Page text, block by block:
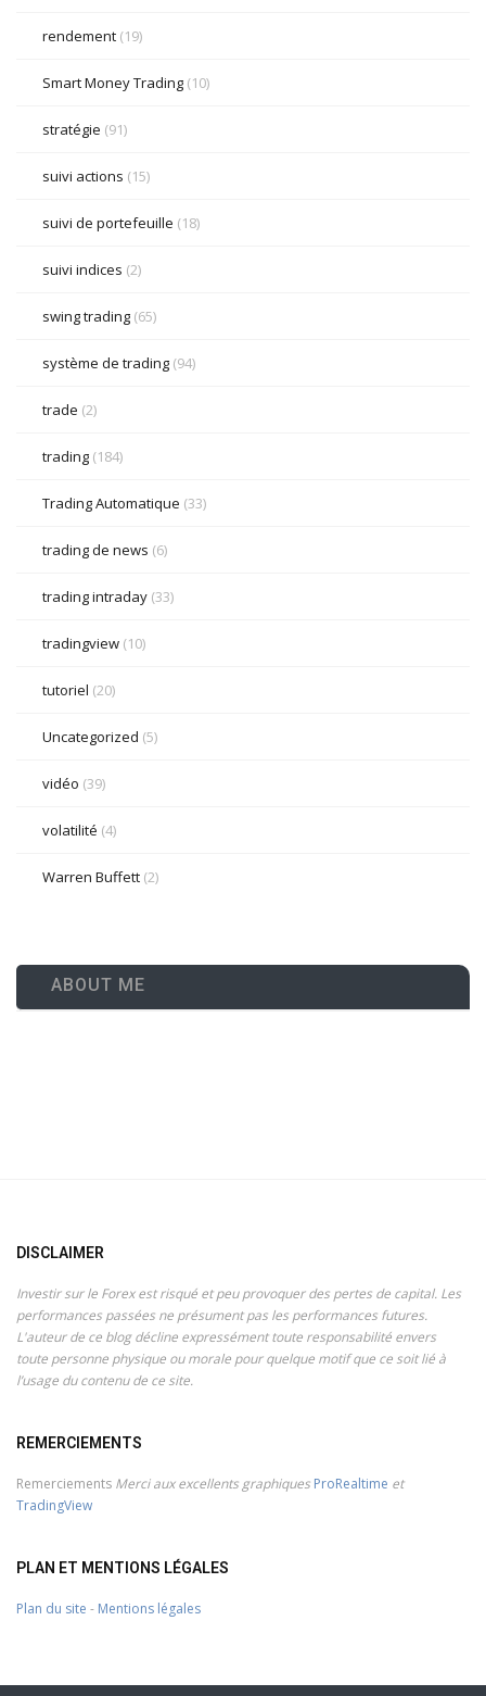
rendement (19)
Smart Money Trading (10)
stratégie (91)
suivi actions (15)
suivi de portefeuille (18)
suivi indices (2)
swing trading (65)
système de trading (94)
trade (2)
trading (184)
Trading Automatique (33)
trading de news (6)
trading intraday (33)
tradingview (10)
tutoriel (20)
Uncategorized (5)
vidéo (39)
volatilité (4)
Warren Buffett (2)
ABOUT ME
DISCLAIMER
Investir sur le Forex est risqué et peu provoquer des pertes de capital. Les
performances passées ne présument pas les performances futures.
L'auteur de ce blog décline expressément toute responsabilité envers
toute personne physique ou morale pour quelque motif que ce soit lié à
l’usage du contenu de ce site.
REMERCIEMENTS
Remerciements Merci aux excellents graphiques ProRealtime et
TradingView
PLAN ET MENTIONS LÉGALES
Plan du site - Mentions légales